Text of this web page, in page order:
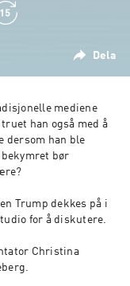
Dela
mediene
han også med å
dersom han ble
bør
Trump dekkes på i
for å diskutere.
Christina